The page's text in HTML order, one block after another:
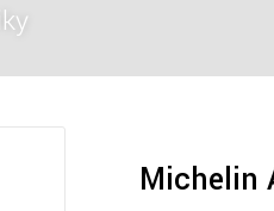
Michelin